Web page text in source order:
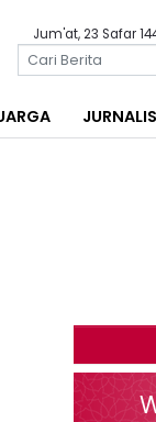
Jum'at, 23 Safar